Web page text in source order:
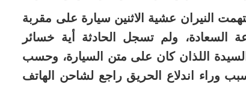
النيران عشية الاثنين سيارة على مقربة
السعادة، ولم تسجل الحادثة أية خسائر
اللذان كان على متن السيارة، وحسب
وراء اندلاع الحريق راجع لشاحن الهاتف